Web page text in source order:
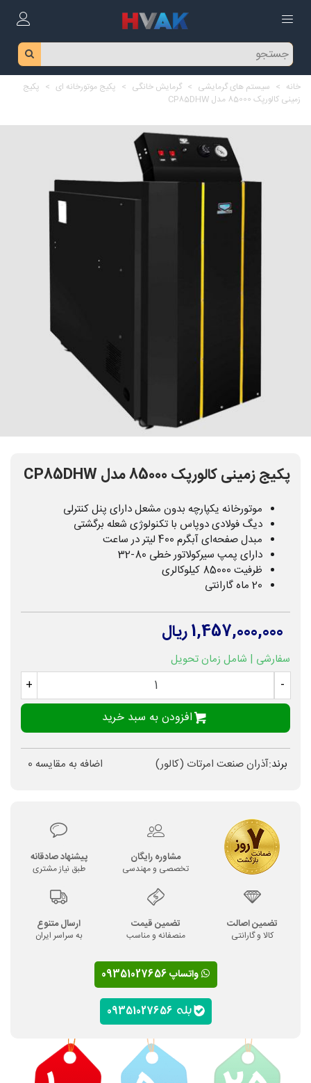
خانه > سیستم های گرمایشی > گرمایش خانگی > پکیج موتورخانه ای > پکیج
زمینی کالورپک 85000 مدل CP85DHW
پکیج زمینی کالورپک 85000 مدل CP85DHW
موتورخانه یکپارچه بدون مشعل دارای پنل کنترلی
دیگ فولادی دوپاس با تکنولوژی شعله برگشتی
مبدل صفحه‌ای آبگرم 400 لیتر در ساعت
دارای پمپ سیرکولاتور خطی 80-32
ظرفیت 85000 کیلوکالری
20 ماه گارانتی
1,457,000,000 ریال
سفارشی | شامل زمان تحویل
-
+
افزودن به سبد خرید
برند:آذران صنعت امرتات (کالور) اضافه به مقایسه 0
مشاوره رایگان
تخصصی و مهندسی
پیشنهاد صادقانه
طبق نیاز مشتری
تضمین اصالت
کالا و گارانتی
تضمین قیمت
منصفانه و مناسب
ارسال متنوع
به سراسر ایران
واتساپ 09351027656